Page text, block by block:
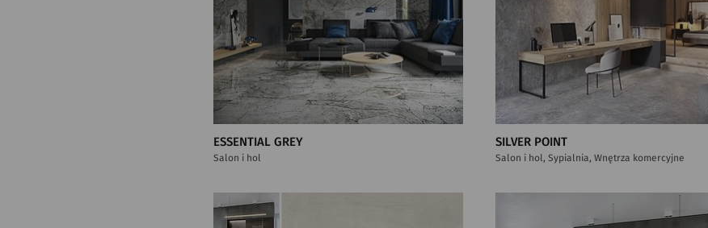
ESSENTIAL GREY
Salon i hol
SILVER POINT
Salon i hol, Sypialnia, Wnętrza komercyjne